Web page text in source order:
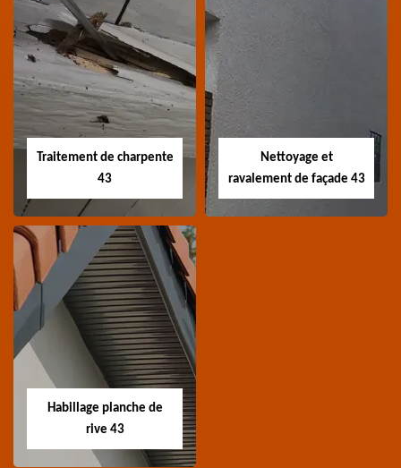
Devis nettoyage de
toiture 43
Devis nettoyage de
toiture 43 Haute-Loire
toiture 43
Devis réparation de
toiture 43 Haute-Loire
Traitement de charpente
43
Traitement de
charpente 43
Spécialiste en
traitement de
Loire
Nettoyage et
ravalement de façade 43
Habillage planche de
rive 43